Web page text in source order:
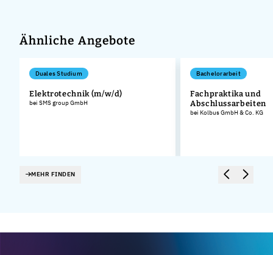
Ähnliche Angebote
Duales Studium
Elektrotechnik (m/w/d)
bei SMS group GmbH
Bachelorarbeit
Fachpraktika und
Abschlussarbeiten
bei Kolbus GmbH & Co. KG
MEHR FINDEN